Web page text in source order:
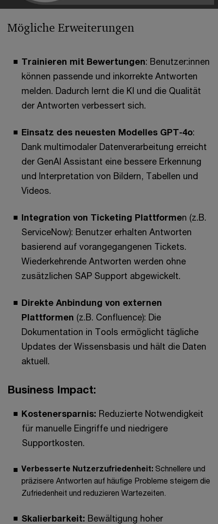
Mögliche Erweiterungen
Trainieren mit Bewertungen: Benutzer:innen
können passende und inkorrekte Antworten
melden. Dadurch lernt die KI und die Qualität
der Antworten verbessert sich.
Einsatz des neuesten Modelles GPT-4o:
Dank multimodaler Datenverarbeitung erreicht
der GenAI Assistant eine bessere Erkennung
und Interpretation von Bildern, Tabellen und
Videos.
Integration von Ticketing Plattformen (z.B.
ServiceNow): Benutzer erhalten Antworten
basierend auf vorangegangenen Tickets.
Wiederkehrende Antworten werden ohne
zusätzlichen SAP Support abgewickelt.
Direkte Anbindung von externen
Plattformen (z.B. Confluence): Die
Dokumentation in Tools ermöglicht tägliche
Updates der Wissensbasis und hält die Daten
aktuell.
Business Impact:
Kostenersparnis: Reduzierte Notwendigkeit
für manuelle Eingriffe und niedrigere
Supportkosten.
Verbesserte Nutzerzufriedenheit: Schnellere und
präzisere Antworten auf häufige Probleme steigern die
Zufriedenheit und reduzieren Wartezeiten.
Skalierbarkeit: Bewältigung hoher